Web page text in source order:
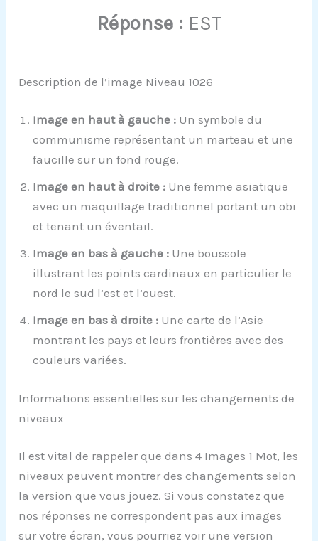
Réponse : EST
Description de l’image Niveau 1026
Image en haut à gauche : Un symbole du
communisme représentant un marteau et une
faucille sur un fond rouge.
Image en haut à droite : Une femme asiatique
avec un maquillage traditionnel portant un obi
et tenant un éventail.
Image en bas à gauche : Une boussole
illustrant les points cardinaux en particulier le
nord le sud l’est et l’ouest.
Image en bas à droite : Une carte de l’Asie
montrant les pays et leurs frontières avec des
couleurs variées.
Informations essentielles sur les changements de
niveaux
Il est vital de rappeler que dans 4 Images 1 Mot, les
niveaux peuvent montrer des changements selon
la version que vous jouez. Si vous constatez que
nos réponses ne correspondent pas aux images
sur votre écran, vous pourriez voir une version